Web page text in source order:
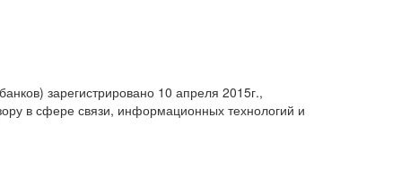
зарегистрировано 10 апреля 2015г.,
в сфере связи, информационных технологий и